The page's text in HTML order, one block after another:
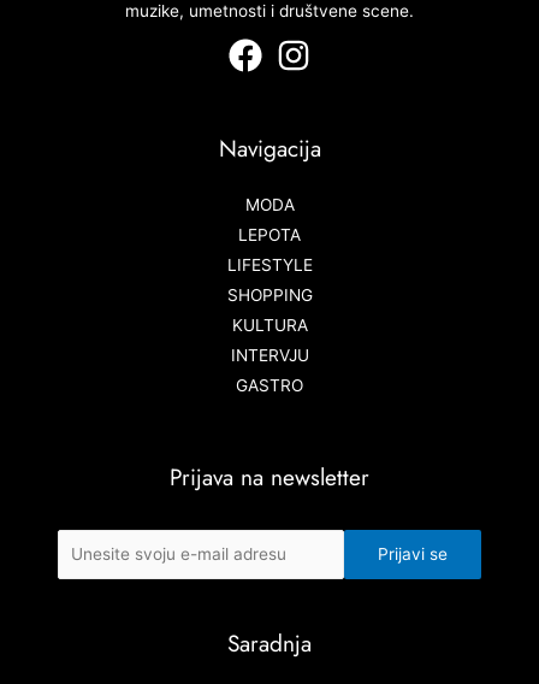
muzike, umetnosti i društvene scene.
Navigacija
MODA
LEPOTA
LIFESTYLE
SHOPPING
KULTURA
INTERVJU
GASTRO
Prijava na newsletter
Saradnja